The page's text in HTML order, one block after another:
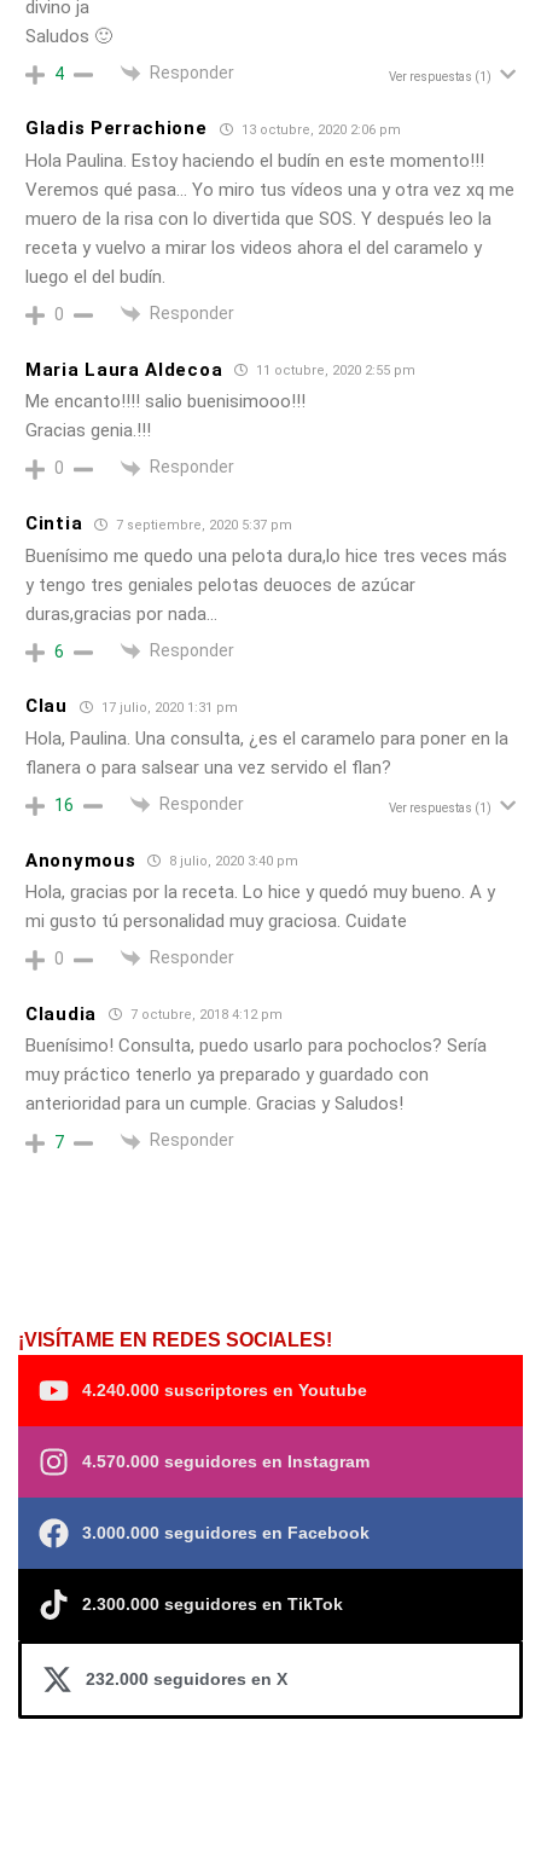
divino ja
Saludos 🙂
4 Responder Ver respuestas (1)
Gladis Perrachione 13 octubre, 2020 2:06 pm
Hola Paulina. Estoy haciendo el budín en este momento!!!
Veremos qué pasa… Yo miro tus vídeos una y otra vez xq me
muero de la risa con lo divertida que SOS. Y después leo la
receta y vuelvo a mirar los videos ahora el del caramelo y
luego el del budín.
0 Responder
Maria Laura Aldecoa 11 octubre, 2020 2:55 pm
Me encanto!!!! salio buenisimooo!!!
Gracias genia.!!!
0 Responder
Cintia 7 septiembre, 2020 5:37 pm
Buenísimo me quedo una pelota dura,lo hice tres veces más
y tengo tres geniales pelotas deuoces de azúcar
duras,gracias por nada…
6 Responder
Clau 17 julio, 2020 1:31 pm
Hola, Paulina. Una consulta, ¿es el caramelo para poner en la
flanera o para salsear una vez servido el flan?
16 Responder Ver respuestas (1)
Anonymous 8 julio, 2020 3:40 pm
Hola, gracias por la receta. Lo hice y quedó muy bueno. A y
mi gusto tú personalidad muy graciosa. Cuidate
0 Responder
Claudia 7 octubre, 2018 4:12 pm
Buenísimo! Consulta, puedo usarlo para pochoclos? Sería
muy práctico tenerlo ya preparado y guardado con
anterioridad para un cumple. Gracias y Saludos!
7 Responder
¡VISÍTAME EN REDES SOCIALES!
4.240.000 suscriptores en Youtube
4.570.000 seguidores en Instagram
3.000.000 seguidores en Facebook
2.300.000 seguidores en TikTok
232.000 seguidores en X